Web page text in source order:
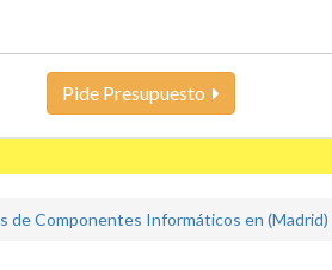
Pide Presupuesto
de Componentes Informáticos en (Madrid)